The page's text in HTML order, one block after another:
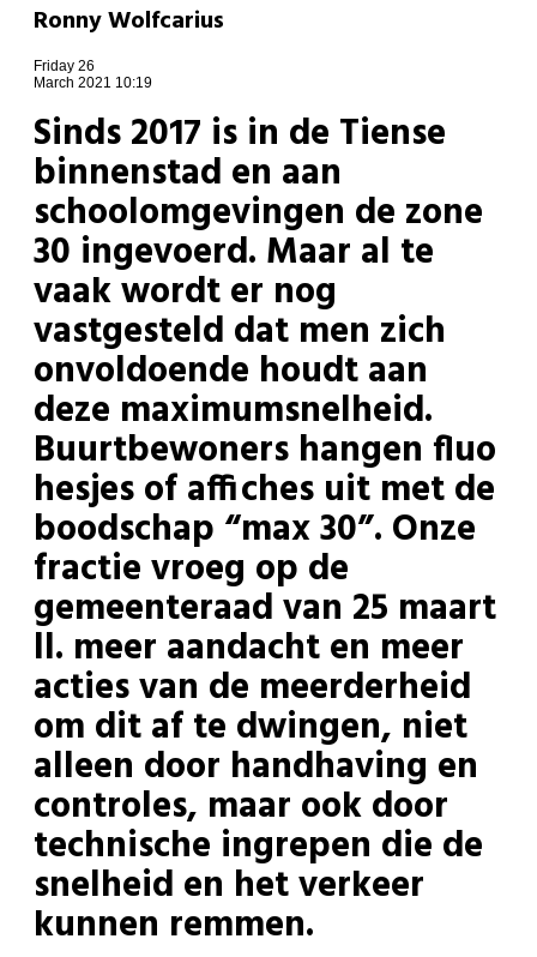
Ronny Wolfcarius
Friday 26
March 2021 10:19
Sinds 2017 is in de Tiense
binnenstad en aan
schoolomgevingen de zone
30 ingevoerd. Maar al te
vaak wordt er nog
vastgesteld dat men zich
onvoldoende houdt aan
deze maximumsnelheid.
Buurtbewoners hangen fluo
hesjes of affiches uit met de
boodschap “max 30”. Onze
fractie vroeg op de
gemeenteraad van 25 maart
ll. meer aandacht en meer
acties van de meerderheid
om dit af te dwingen, niet
alleen door handhaving en
controles, maar ook door
technische ingrepen die de
snelheid en het verkeer
kunnen remmen.